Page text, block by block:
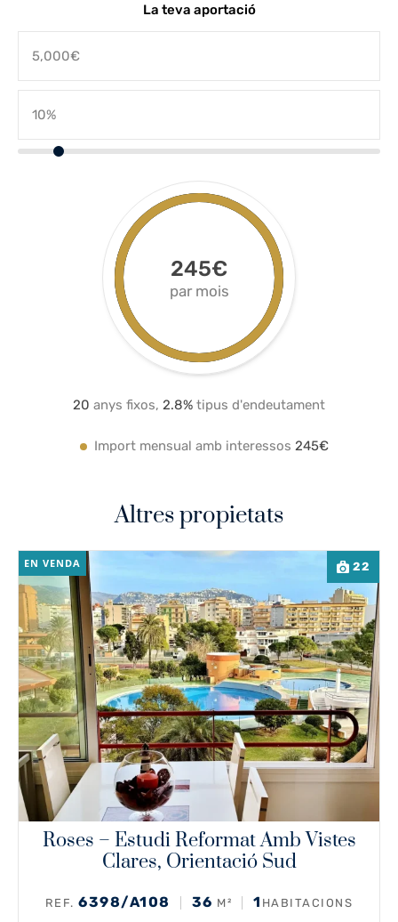
La teva aportació
245€
par mois
20 anys fixos, 2.8% tipus d'endeutament
Import mensual amb interessos 245€
Altres propietats
22
EN VENDA
Roses – Estudi Reformat Amb Vistes
Clares, Orientació Sud
REF.6398/A108 36 M² 1 HABITACIONS